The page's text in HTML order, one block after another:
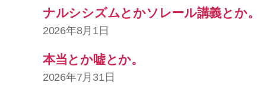
ナルシシズムとかソレール講義とか。
2026年8月1日
本当とか嘘とか。
2026年7月31日